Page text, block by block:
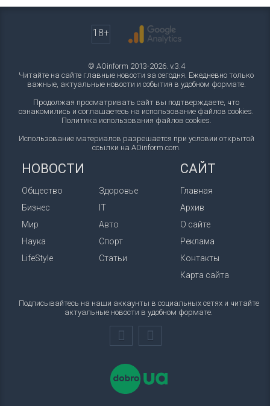
18+
© AOinform 2013-2026. v.3.4
Читайте на сайте главные новости за сегодня. Ежедневно только
важные, актуальные новости и события в удобном формате.
Продолжая просматривать сайт вы подтверждаете, что
ознакомились и соглашаетесь на использование файлов cookies.
Политика использования файлов cookies.
Использование материалов разрешается при условии открытой
ссылки на AOinform.com.
НОВОСТИ
Общество
Бизнес
Мир
Наука
LifeStyle
Здоровье
IT
Авто
Спорт
Статьи
САЙТ
Главная
Архив
О сайте
Реклама
Контакты
Карта сайта
Подписывайтесь на наши аккаунты в социальных сетях и читайте
актуальные новости в удобном формате.